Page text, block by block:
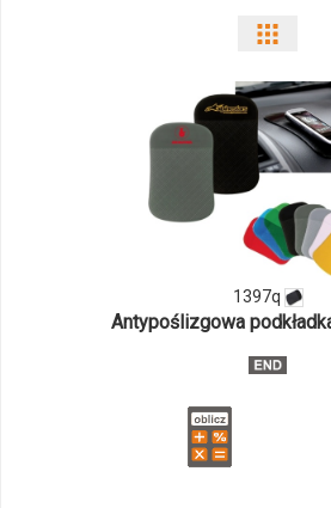
i
ilości
1397q
1397q
Antypoślizgowa